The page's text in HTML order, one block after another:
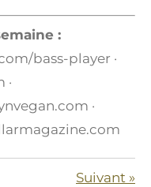
:
bass-player ·
·
·
Suivant »